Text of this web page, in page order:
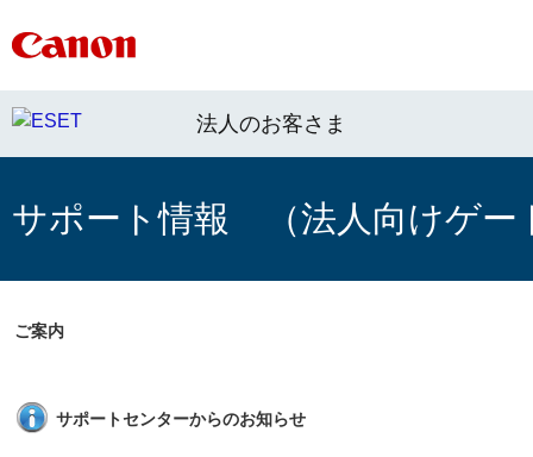
法人のお客さま
サポート情報 （法人向けゲー
ご案内
サポートセンターからのお知らせ